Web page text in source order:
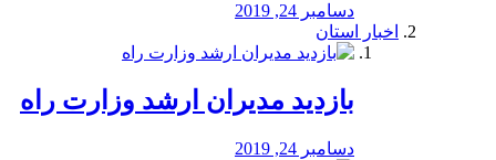
دسامبر 24, 2019
اخبار استان
بازدید مدیران ارشد وزارت راه
دسامبر 24, 2019